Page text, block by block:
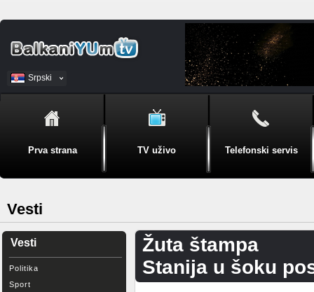
Srpski
BiH
Prva strana TV uživo Telefonski servis
Vesti
Vesti
Politika
Sport
Žuta štampa
Stanija u šoku